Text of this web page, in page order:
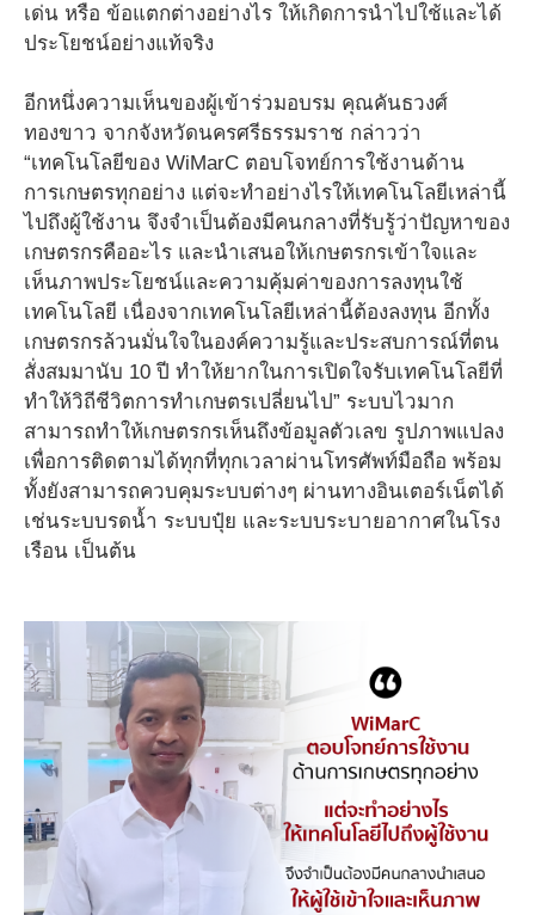
เด่น หรือ ข้อแตกต่างอย่างไร ให้เกิดการนำไปใช้และได้
ประโยชน์อย่างแท้จริง
อีกหนึ่งความเห็นของผู้เข้าร่วมอบรม คุณคันธวงศ์
ทองขาว จากจังหวัดนครศรีธรรมราช กล่าวว่า
“เทคโนโลยีของ WiMarC ตอบโจทย์การใช้งานด้าน
การเกษตรทุกอย่าง แต่จะทำอย่างไรให้เทคโนโลยีเหล่านี้
ไปถึงผู้ใช้งาน จึงจำเป็นต้องมีคนกลางที่รับรู้ว่าปัญหาของ
เกษตรกรคืออะไร และนำเสนอให้เกษตรกรเข้าใจและ
เห็นภาพประโยชน์และความคุ้มค่าของการลงทุนใช้
เทคโนโลยี เนื่องจากเทคโนโลยีเหล่านี้ต้องลงทุน อีกทั้ง
เกษตรกรล้วนมั่นใจในองค์ความรู้และประสบการณ์ที่ตน
สั่งสมมานับ 10 ปี ทำให้ยากในการเปิดใจรับเทคโนโลยีที่
ทำให้วิถีชีวิตการทำเกษตรเปลี่ยนไป” ระบบไวมาก
สามารถทำให้เกษตรกรเห็นถึงข้อมูลตัวเลข รูปภาพแปลง
เพื่อการติดตามได้ทุกที่ทุกเวลาผ่านโทรศัพท์มือถือ พร้อม
ทั้งยังสามารถควบคุมระบบต่างๆ ผ่านทางอินเตอร์เน็ตได้
เช่นระบบรดน้ำ ระบบปุ๋ย และระบบระบายอากาศในโรง
เรือน เป็นต้น